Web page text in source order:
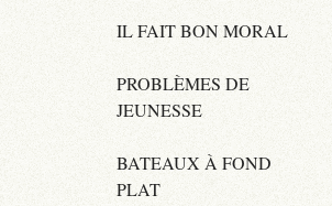
IL FAIT BON MORAL
PROBLÈMES DE
JEUNESSE
BATEAUX À FOND
PLAT